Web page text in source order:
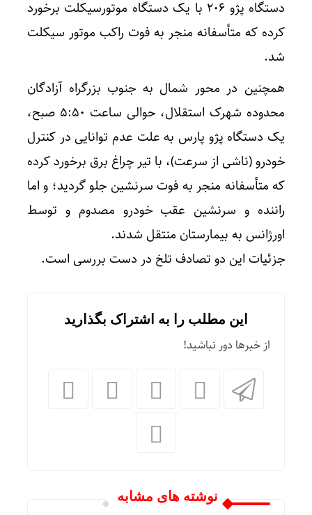
دستگاه پژو ۲۰۶ با یک دستگاه موتورسیکلت برخورد
کرده که متأسفانه منجر به فوت راکب موتور سیکلت
شد.
همچنین در محور شمال به جنوب بزرگراه آزادگان
محدوده شهرک استقلال، حوالی ساعت ۵:۵۰ صبح،
یک دستگاه پژو پارس به علت عدم توانایی در کنترل
خودرو (ناشی از سرعت)، با تیر چراغ برق برخورد کرده
که متأسفانه منجر به فوت سرنشین جلو گردید؛ و اما
راننده و سرنشین عقب خودرو مصدوم و توسط
اورژانس به بیمارستان منتقل شدند.
جزئیات این دو تصادف تلخ در دست بررسی است.
این مطلب را به اشتراک بگذارید
از خبرها دور نباشید!
نوشته های مشابه